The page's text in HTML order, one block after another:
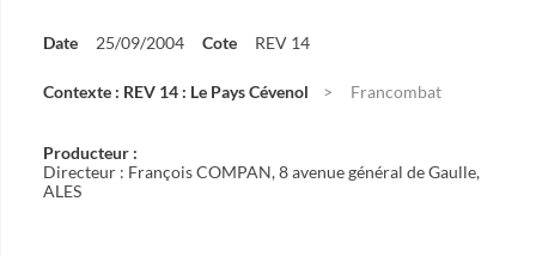
Date 25/09/2004 Cote REV 14
Contexte : REV 14 : Le Pays Cévenol Francombat
Producteur :
Directeur : François COMPAN, 8 avenue général de Gaulle,
ALES